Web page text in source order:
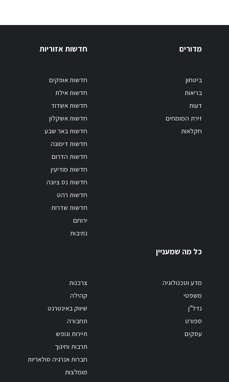
מדורים
ביטחון
בריאות
דעות
זירת המומחים
חקלאות
חדשות אזוריות
חדשות אופקים
חדשות אילת
חדשות אשדוד
חדשות אשקלון
חדשות באר שבע
חדשות דימונה
חדשות הדרום
חדשות מודיעין
חדשות נס ציונה
חדשות רהט
חדשות שדרות
ירוחם
נתיבות
כל מה שמעניין
מדע וטכנולוגיה
משפטי
נדל"ן
ספורט
עסקים
צרכנות
קהילה
שיווק באינטרנט
תחבורה
תיירות ונופש
תרבות וחינוך
חברות אנרגיה סולאריות
מומלצות